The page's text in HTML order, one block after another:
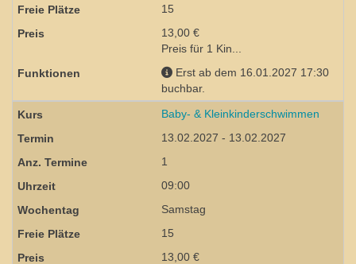
15
13,00 €
Preis für 1 Kin...
Erst ab dem 16.01.2027 17:30
buchbar.
Baby- & Kleinkinderschwimmen
13.02.2027 - 13.02.2027
1
09:00
Samstag
15
13,00 €